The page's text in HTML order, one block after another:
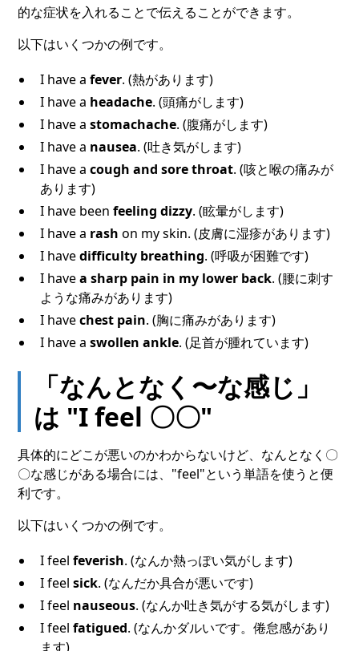
的な症状を入れることで伝えることができます。
以下はいくつかの例です。
I have afever. (熱があります)
I have a headache. (頭痛がします)
I have astomachache. (腹痛がします)
I have a nausea. (吐き気がします)
I have acough and sore throat. (咳と喉の痛みが
あります)
I have beenfeeling dizzy. (眩暈がします)
I have a rash on my skin. (皮膚に湿疹があります)
I havedifficulty breathing. (呼吸が困難です)
I havea sharp pain in my lower back. (腰に刺す
ような痛みがあります)
I havechest pain. (胸に痛みがあります)
I have aswollen ankle. (足首が腫れています)
「なんとなく〜な感じ」
は "I feel 〇〇"
具体的にどこが悪いのかわからないけど、なんとなく〇
〇な感じがある場合には、"feel"という単語を使うと便
利です。
以下はいくつかの例です。
I feelfeverish. (なんか熱っぽい気がします)
I feelsick. (なんだか具合が悪いです)
I feel nauseous. (なんか吐き気がする気がします)
I feelfatigued. (なんかダルいです。倦怠感があり
ます)